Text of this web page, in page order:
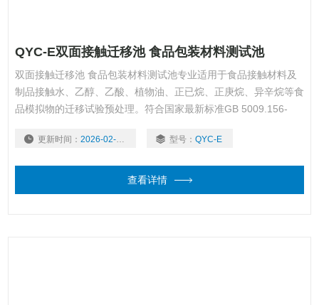
QYC-E双面接触迁移池 食品包装材料测试池
双面接触迁移池 食品包装材料测试池专业适用于食品接触材料及
制品接触水、乙醇、乙酸、植物油、正已烷、正庚烷、异辛烷等食
品模拟物的迁移试验预处理。符合国家最新标准GB 5009.156-
试验通则》中的所有不挥发性食品模拟物。
更新时间： 2026-02-02 型号： QYC-E
查看详情